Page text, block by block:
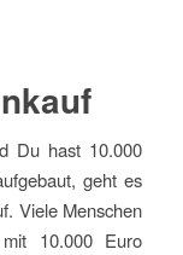
Du hast 10.000
geht es
Viele Menschen
10.000 Euro